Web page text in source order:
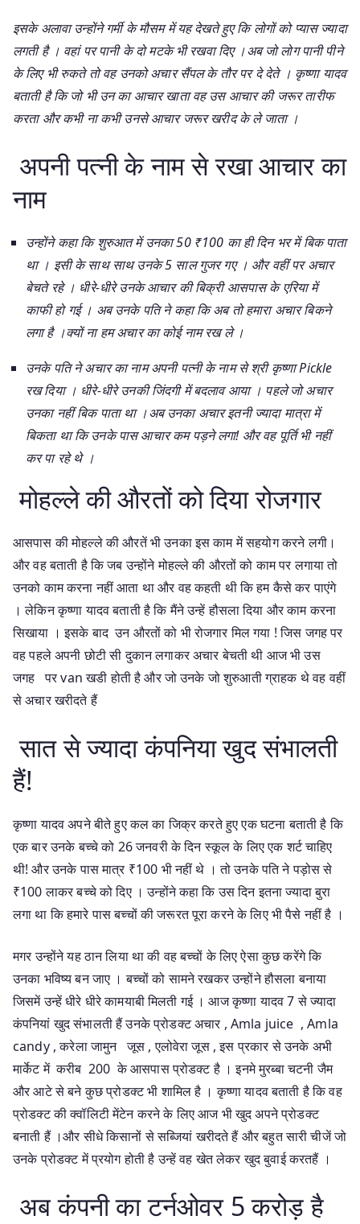
इसके अलावा उन्होंने गर्मी के मौसम में यह देखते हुए कि लोगों को प्यास ज्यादा
लगती है । वहां पर पानी के दो मटके भी रखवा दिए ।अब जो लोग पानी पीने
के लिए भी रुकते तो वह उनको अचार सैंपल के तौर पर दे देते । कृष्णा यादव
बताती है कि जो भी उन का आचार खाता वह उस आचार की जरूर तारीफ
करता और कभी ना कभी उनसे आचार जरूर खरीद के ले जाता ।
अपनी पत्नी के नाम से रखा आचार का
नाम
उन्होंने कहा कि शुरुआत में उनका 50 ₹100 का ही दिन भर में बिक पाता
था । इसी के साथ साथ उनके 5 साल गुजर गए । और वहीं पर अचार
बेचते रहे । धीरे-धीरे उनके आचार की बिक्री आसपास के एरिया में
काफी हो गई । अब उनके पति ने कहा कि अब तो हमारा अचार बिकने
लगा है ।क्यों ना हम अचार का कोई नाम रख ले ।
उनके पति ने अचार का नाम अपनी पत्नी के नाम से श्री कृष्णा Pickle
रख दिया । धीरे-धीरे उनकी जिंदगी में बदलाव आया । पहले जो अचार
उनका नहीं बिक पाता था ।अब उनका अचार इतनी ज्यादा मात्रा में
बिकता था कि उनके पास आचार कम पड़ने लगा! और वह पूर्ति भी नहीं
कर पा रहे थे ।
मोहल्ले की औरतों को दिया रोजगार
आसपास की मोहल्ले की औरतें भी उनका इस काम में सहयोग करने लगी।
और वह बताती है कि जब उन्होंने मोहल्ले की औरतों को काम पर लगाया तो
उनको काम करना नहीं आता था और वह कहती थी कि हम कैसे कर पाएंगे
। लेकिन कृष्णा यादव बताती है कि मैंने उन्हें हौसला दिया और काम करना
सिखाया । इसके बाद उन औरतों को भी रोजगार मिल गया ! जिस जगह पर
वह पहले अपनी छोटी सी दुकान लगाकर अचार बेचती थी आज भी उस
जगह पर van खडी होती है और जो उनके जो शुरुआती ग्राहक थे वह वहीं
से अचार खरीदते हैं
सात से ज्यादा कंपनिया खुद संभालती
हैं!
कृष्णा यादव अपने बीते हुए कल का जिक्र करते हुए एक घटना बताती है कि
एक बार उनके बच्चे को 26 जनवरी के दिन स्कूल के लिए एक शर्ट चाहिए
थी! और उनके पास मात्र ₹100 भी नहीं थे । तो उनके पति ने पड़ोस से
₹100 लाकर बच्चे को दिए । उन्होंने कहा कि उस दिन इतना ज्यादा बुरा
लगा था कि हमारे पास बच्चों की जरूरत पूरा करने के लिए भी पैसे नहीं है ।
मगर उन्होंने यह ठान लिया था की वह बच्चों के लिए ऐसा कुछ करेंगे कि
उनका भविष्य बन जाए । बच्चों को सामने रखकर उन्होंने हौसला बनाया
जिसमें उन्हें धीरे धीरे कामयाबी मिलती गई । आज कृष्णा यादव 7 से ज्यादा
कंपनियां खुद संभालती हैं उनके प्रोडक्ट अचार , Amla juice , Amla
candy , करेला जामुन जूस , एलोवेरा जूस , इस प्रकार से उनके अभी
मार्केट में करीब 200 के आसपास प्रोडक्ट है । इनमे मुरब्बा चटनी जैम
और आटे से बने कुछ प्रोडक्ट भी शामिल है । कृष्णा यादव बताती है कि वह
प्रोडक्ट की क्वॉलिटी मेंटेन करने के लिए आज भी खुद अपने प्रोडक्ट
बनाती हैं ।और सीधे किसानों से सब्जियां खरीदते हैं और बहुत सारी चीजें जो
उनके प्रोडक्ट में प्रयोग होती है उन्हें वह खेत लेकर खुद बुवाई करतहैं ।
अब कंपनी का टर्नओवर 5 करोड़ है